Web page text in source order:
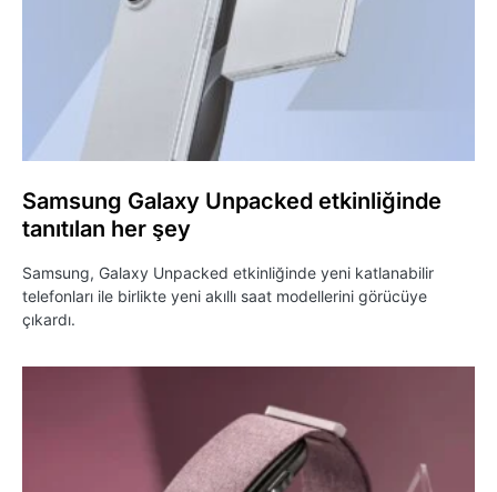
Samsung Galaxy Unpacked etkinliğinde
tanıtılan her şey
Samsung, Galaxy Unpacked etkinliğinde yeni katlanabilir
telefonları ile birlikte yeni akıllı saat modellerini görücüye
çıkardı.